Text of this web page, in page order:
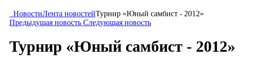
НовостиЛента новостейТурнир «Юный самбист - 2012»
Предыдущая новость Следующая новость
Турнир «Юный самбист - 2012»